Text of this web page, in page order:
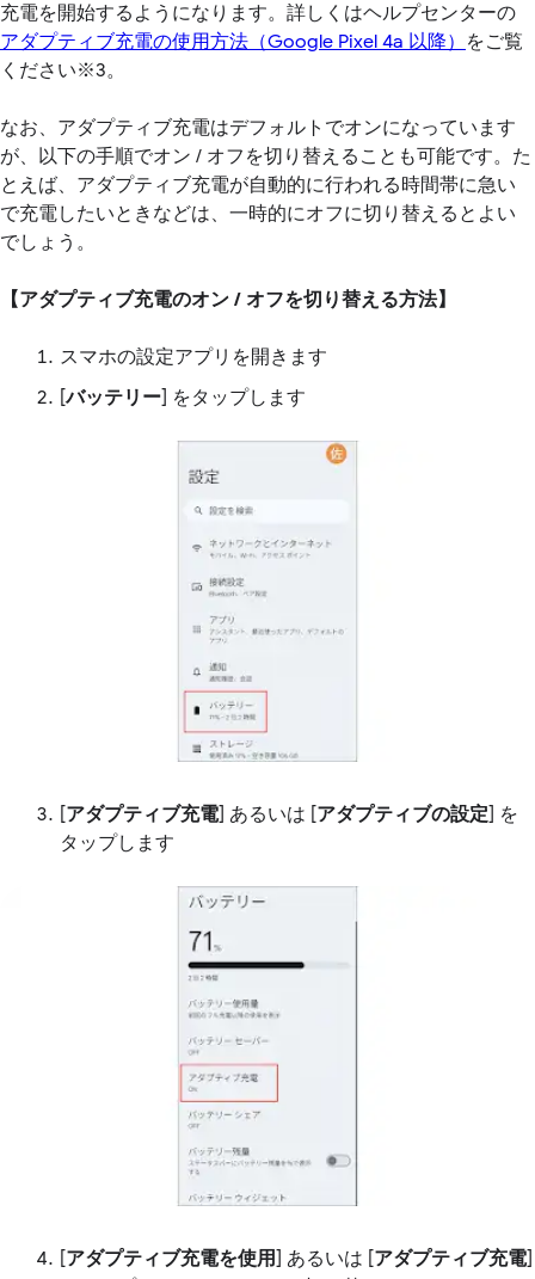
充電を開始するようになります。詳しくはヘルプセンターの
アダプティブ充電の使用方法（Google Pixel 4a 以降） をご覧
ください※3。
なお、アダプティブ充電はデフォルトでオンになっています
が、以下の手順でオン / オフを切り替えることも可能です。た
とえば、アダプティブ充電が自動的に行われる時間帯に急い
で充電したいときなどは、一時的にオフに切り替えるとよい
でしょう。
【アダプティブ充電のオン / オフを切り替える方法】
スマホの設定アプリを開きます
[バッテリー] をタップします
[アダプティブ充電] あるいは [アダプティブの設定] を
タップします
[アダプティブ充電を使用] あるいは [アダプティブ充電]